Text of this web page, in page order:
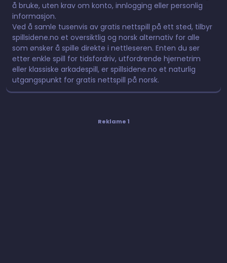
å bruke, uten krav om konto, innlogging eller personlig
informasjon.
Ved å samle tusenvis av gratis nettspill på ett sted, tilbyr
spillsidene.no et oversiktlig og norsk alternativ for alle
som ønsker å spille direkte i nettleseren. Enten du ser
etter enkle spill for tidsfordriv, utfordrende hjernetrim
eller klassiske arkadespill, er spillsidene.no et naturlig
utgangspunkt for gratis nettspill på norsk.
Reklame 1